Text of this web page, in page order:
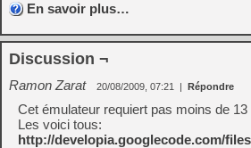
En savoir plus…
Discussion ¬
Ramon Zarat 20/08/2009, 07:21 | Répondre
Cet émulateur requiert pas moins de
Les voici tous:
http://developia.googlecode.com/